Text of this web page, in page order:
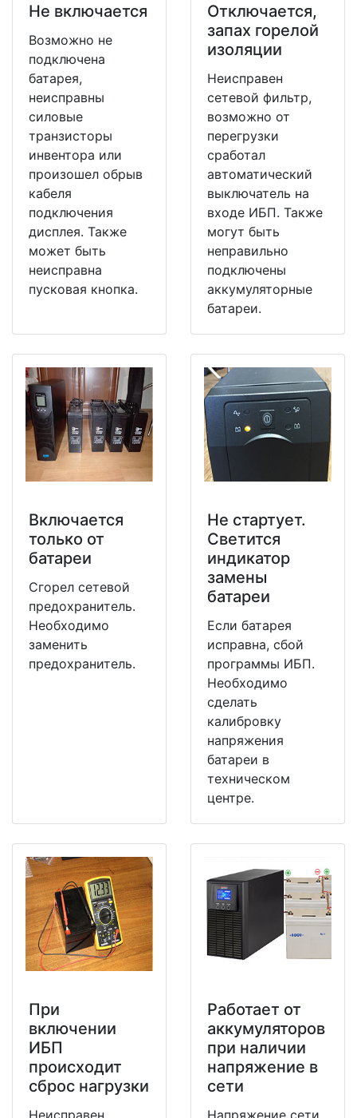
Не включается
Возможно не
подключена
батарея,
неисправны
силовые
транзисторы
инвентора или
произошел обрыв
кабеля
подключения
дисплея. Также
может быть
неисправна
пусковая кнопка.
Отключается,
запах горелой
изоляции
Неисправен
сетевой фильтр,
возможно от
перегрузки
сработал
автоматический
выключатель на
входе ИБП. Также
могут быть
неправильно
подключены
аккумуляторные
батареи.
Включается
только от
батареи
Сгорел сетевой
предохранитель.
Необходимо
заменить
предохранитель.
Не стартует.
Светится
индикатор
замены
батареи
Если батарея
исправна, сбой
программы ИБП.
Необходимо
сделать
калибровку
напряжения
батареи в
техническом
центре.
При
включении
ИБП
происходит
сброс нагрузки
Работает от
аккумуляторов
при наличии
напряжение в
сети